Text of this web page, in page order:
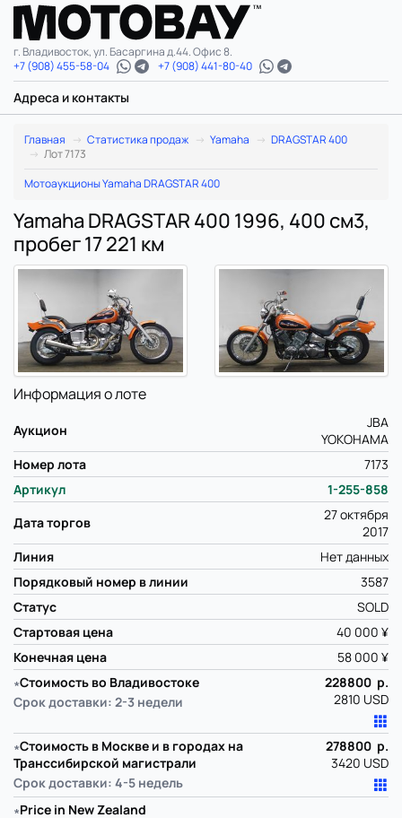
г. Владивосток, ул. Басаргина д.44. Офис 8.
+7 (908) 455-58-04
+7 (908) 441-80-40
Адреса и контакты
Главная Статистика продаж Yamaha
DRAGSTAR 400
Лот 7173
Мотоаукционы Yamaha DRAGSTAR 400
Yamaha DRAGSTAR 400 1996, 400 см3,
пробег 17 221 км
Информация о лоте
Аукцион
JBA
YOKOHAMA
Номер лота
7173
Артикул
1-255-858
Дата торгов
27 октября
2017
Линия
Нет данных
Порядковый номер в линии
3587
Статус
SOLD
Стартовая цена
40 000 ¥
Конечная цена
58 000 ¥
∗Стоимость во Владивостоке
Срок доставки: 2-3 недели
228800 р.
2810 USD
∗Стоимость в Москве и в городах на
Транссибирской магистрали
Срок доставки: 4-5 недель
278800 р.
3420 USD
∗Price in New Zealand